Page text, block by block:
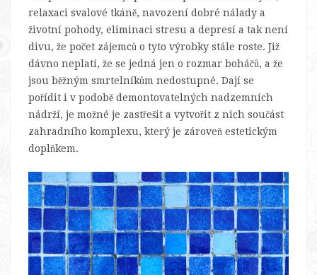
relaxaci svalové tkáně, navození dobré nálady a
životní pohody, eliminaci stresu a depresí a tak není
divu, že počet zájemců o tyto výrobky stále roste. Již
dávno neplatí, že se jedná jen o rozmar boháčů, a že
jsou běžným smrtelníkům nedostupné. Dají se
pořídit i v podobě demontovatelných nadzemních
nádrží, je možné je zastřešit a vytvořit z nich součást
zahradního komplexu, který je zároveň estetickým
doplňkem.